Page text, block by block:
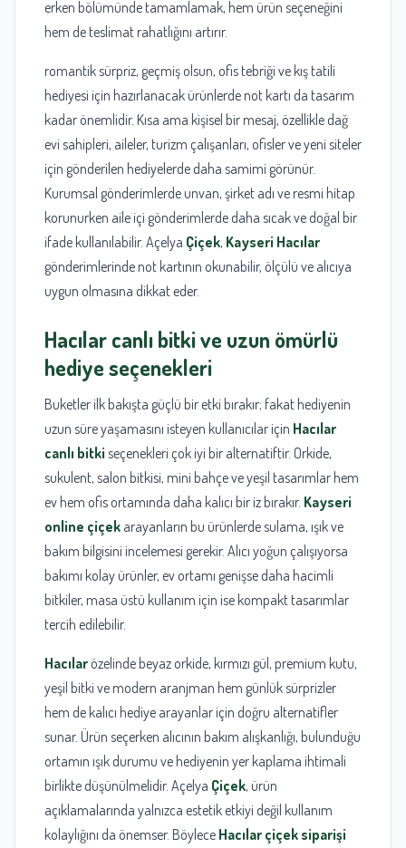
erken bölümünde tamamlamak, hem ürün seçeneğini
hem de teslimat rahatlığını artırır.
romantik sürpriz, geçmiş olsun, ofis tebriği ve kış tatili
hediyesi için hazırlanacak ürünlerde not kartı da tasarım
kadar önemlidir. Kısa ama kişisel bir mesaj, özellikle dağ
evi sahipleri, aileler, turizm çalışanları, ofisler ve yeni siteler
için gönderilen hediyelerde daha samimi görünür.
Kurumsal gönderimlerde unvan, şirket adı ve resmi hitap
korunurken aile içi gönderimlerde daha sıcak ve doğal bir
ifade kullanılabilir. Açelya Çiçek, Kayseri Hacılar
gönderimlerinde not kartının okunabilir, ölçülü ve alıcıya
uygun olmasına dikkat eder.
Hacılar canlı bitkive uzun ömürlü
hediye seçenekleri
Buketler ilk bakışta güçlü bir etki bırakır; fakat hediyenin
uzun süre yaşamasını isteyen kullanıcılar için Hacılar
canlı bitki seçenekleri çok iyi bir alternatiftir. Orkide,
sukulent, salon bitkisi, mini bahçe ve yeşil tasarımlar hem
ev hem ofis ortamında daha kalıcı bir iz bırakır. Kayseri
online çiçek arayanların bu ürünlerde sulama, ışık ve
bakım bilgisini incelemesi gerekir. Alıcı yoğun çalışıyorsa
bakımı kolay ürünler, ev ortamı genişse daha hacimli
bitkiler, masa üstü kullanım için ise kompakt tasarımlar
tercih edilebilir.
Hacılar özelinde beyaz orkide, kırmızı gül, premium kutu,
yeşil bitki ve modern aranjman hem günlük sürprizler
hem de kalıcı hediye arayanlar için doğru alternatifler
sunar. Ürün seçerken alıcının bakım alışkanlığı, bulunduğu
ortamın ışık durumu ve hediyenin yer kaplama ihtimali
birlikte düşünülmelidir. Açelya Çiçek, ürün
açıklamalarında yalnızca estetik etkiyi değil kullanım
kolaylığını da önemser. Böylece Hacılar çiçek siparişi